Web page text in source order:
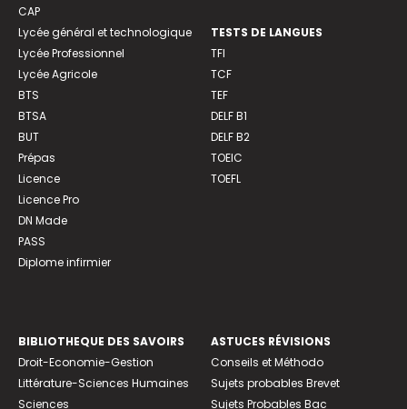
CAP
Lycée général et technologique
Lycée Professionnel
Lycée Agricole
BTS
BTSA
BUT
Prépas
Licence
Licence Pro
DN Made
PASS
Diplome infirmier
TESTS DE LANGUES
TFI
TCF
TEF
DELF B1
DELF B2
TOEIC
TOEFL
BIBLIOTHEQUE DES SAVOIRS
Droit-Economie-Gestion
Littérature-Sciences Humaines
Sciences
ASTUCES RÉVISIONS
Conseils et Méthodo
Sujets probables Brevet
Sujets Probables Bac